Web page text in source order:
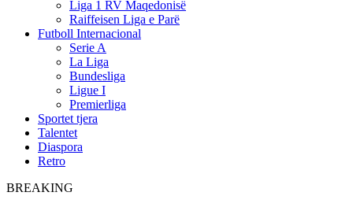
Liga 1 RV Maqedonisë
Raiffeisen Liga e Parë
Futboll Internacional
Serie A
La Liga
Bundesliga
Ligue I
Premierliga
Sportet tjera
Talentet
Diaspora
Retro
BREAKING